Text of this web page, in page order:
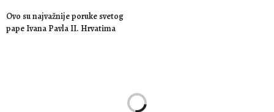
Ovo su najvažnije poruke svetog
pape Ivana Pavla II. Hrvatima